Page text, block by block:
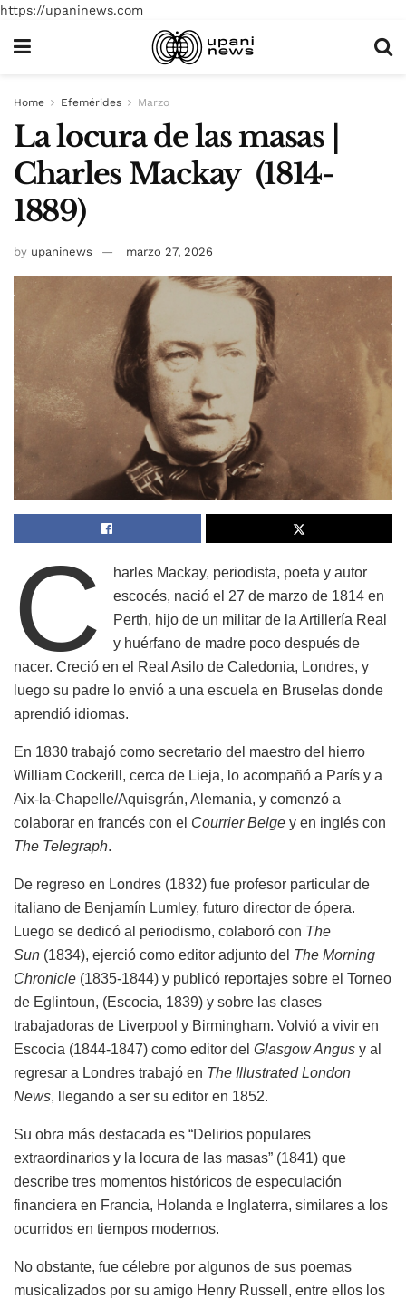
https://upaninews.com
Home Efemérides Marzo
La locura de las masas |
Charles Mackay (1814-
1889)
by upaninews marzo 27, 2026
C
harles Mackay, periodista, poeta y autor
escocés, nació el 27 de marzo de 1814 en
Perth, hijo de un militar de la Artillería Real
y huérfano de madre poco después de
nacer. Creció en el Real Asilo de Caledonia, Londres, y
luego su padre lo envió a una escuela en Bruselas donde
aprendió idiomas.
En 1830 trabajó como secretario del maestro del hierro
William Cockerill, cerca de Lieja, lo acompañó a París y a
Aix-la-Chapelle/Aquisgrán, Alemania, y comenzó a
colaborar en francés con el Courrier Belge y en inglés con
The Telegraph.
De regreso en Londres (1832) fue profesor particular de
italiano de Benjamín Lumley, futuro director de ópera.
Luego se dedicó al periodismo, colaboró con The
Sun (1834), ejerció como editor adjunto del The Morning
Chronicle (1835-1844) y publicó reportajes sobre el Torneo
de Eglintoun, (Escocia, 1839) y sobre las clases
trabajadoras de Liverpool y Birmingham. Volvió a vivir en
Escocia (1844-1847) como editor del Glasgow Angus y al
regresar a Londres trabajó en The Illustrated London
News, llegando a ser su editor en 1852.
Su obra más destacada es “Delirios populares
extraordinarios y la locura de las masas” (1841) que
describe tres momentos históricos de especulación
financiera en Francia, Holanda e Inglaterra, similares a los
ocurridos en tiempos modernos.
No obstante, fue célebre por algunos de sus poemas
musicalizados por su amigo Henry Russell, entre ellos los